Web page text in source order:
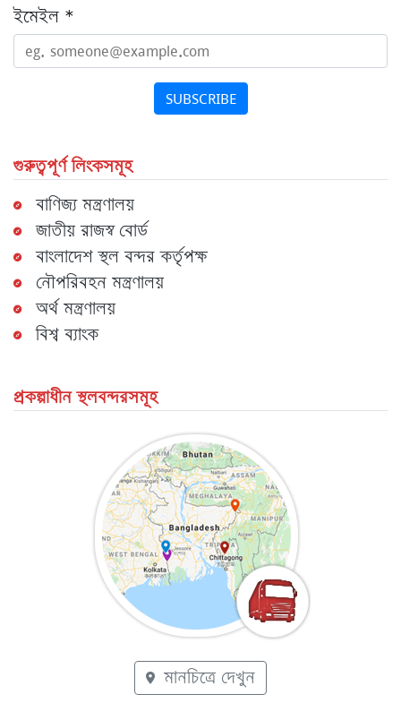
ইমেইল *
SUBSCRIBE
গুরুত্বপূর্ণ লিংকসমূহ
বাণিজ্য মন্ত্রণালয়
জাতীয় রাজস্ব বোর্ড
বাংলাদেশ স্থল বন্দর কর্তৃপক্ষ
নৌপরিবহন মন্ত্রণালয়
অর্থ মন্ত্রণালয়
বিশ্ব ব্যাংক
প্রকল্পাধীন স্থলবন্দরসমূহ
মানচিত্রে দেখুন